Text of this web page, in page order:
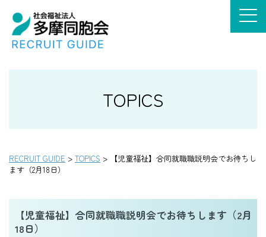
TOPICS
RECRUIT GUIDE > TOPICS > 【児童福祉】合同就職職説明会でお待ちし
ます（2月18日）
【児童福祉】合同就職職説明会でお待ちします（2月
18日）